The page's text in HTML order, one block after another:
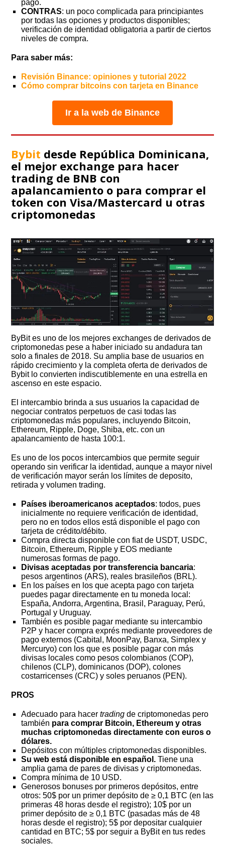
pago.
CONTRAS: un poco complicada para principiantes
por todas las opciones y productos disponibles;
verificación de identidad obligatoria a partir de ciertos
niveles de compra.
Para saber más:
Revisión Binance: opiniones y tutorial 2022
Cómo comprar bitcoins con tarjeta en Binance
Ir a la web de Binance
Bybit desde República Dominicana,
el mejor exchange para hacer
trading de BNB con
apalancamiento o para comprar el
token con Visa/Mastercard u otras
criptomonedas
ByBit es uno de los mejores exchanges de derivados de
criptomonedas pese a haber iniciado su andadura tan
solo a finales de 2018. Su amplia base de usuarios en
rápido crecimiento y la completa oferta de derivados de
Bybit lo convierten indiscutiblemente en una estrella en
ascenso en este espacio.
El intercambio brinda a sus usuarios la capacidad de
negociar contratos perpetuos de casi todas las
criptomonedas más populares, incluyendo Bitcoin,
Ethereum, Ripple, Doge, Shiba, etc. con un
apalancamiento de hasta 100:1.
Es uno de los pocos intercambios que permite seguir
operando sin verificar la identidad, aunque a mayor nivel
de verificación mayor serán los límites de deposito,
retirada y volumen trading.
Países iberoamericanos aceptados: todos, pues
inicialmente no requiere verificación de identidad,
pero no en todos ellos está disponible el pago con
tarjeta de crédito/débito.
Compra directa disponible con fiat de USDT, USDC,
Bitcoin, Ethereum, Ripple y EOS mediante
numerosas formas de pago.
Divisas aceptadas por transferencia bancaria:
pesos argentinos (ARS), reales brasileños (BRL).
En los países en los que acepta pago con tarjeta
puedes pagar directamente en tu moneda local:
España, Andorra, Argentina, Brasil, Paraguay, Perú,
Portugal y Uruguay.
También es posible pagar mediante su intercambio
P2P y hacer compra exprés mediante proveedores de
pago externos (Cabital, MoonPay, Banxa, Simplex y
Mercuryo) con los que es posible pagar con más
divisas locales como pesos colombianos (COP),
chilenos (CLP), dominicanos (DOP), colones
costarricenses (CRC) y soles peruanos (PEN).
PROS
Adecuado para hacertrading de criptomonedas pero
también para comprar Bitcoin, Ethereum y otras
muchas criptomonedas directamente con euros o
dólares.
Depósitos con múltiples criptomonedas disponibles.
Su web está disponible en español.Tiene una
amplia gama de pares de divisas y criptomonedas.
Compra mínima de 10 USD.
Generosos bonuses por primeros depósitos, entre
otros: 50$ por un primer depósito de ≥ 0,1 BTC (en las
primeras 48 horas desde el registro); 10$ por un
primer depósito de ≥ 0,1 BTC (pasadas más de 48
horas desde el registro); 5$ por depositar cualquier
cantidad en BTC; 5$ por seguir a ByBit en tus redes
sociales.